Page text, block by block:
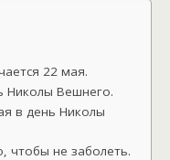
22 мая.
Николы Вешнего.
в день Николы
чтобы не заболеть.